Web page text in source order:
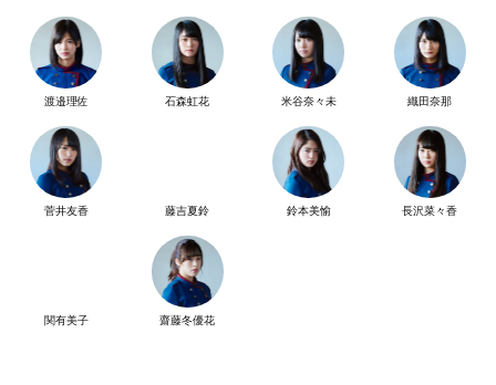
渡邉理佐 石森虹花 米谷奈々未 織田奈那
菅井友香 藤吉夏鈴 鈴本美愉 長沢菜々香
関有美子 齋藤冬優花